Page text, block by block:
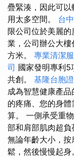
疊緊湊，因此可
用太多空間。 台
限公司位於美麗
業，公司辦公大
方米。 專業清潔
司 國家發明專利5
共創。 基隆台胞
成為智慧健康產品
的疼痛、您的身
算。 一側承受重
部和肩部肌肉超負
無論年齡大小，
鬆，然後慢慢起身